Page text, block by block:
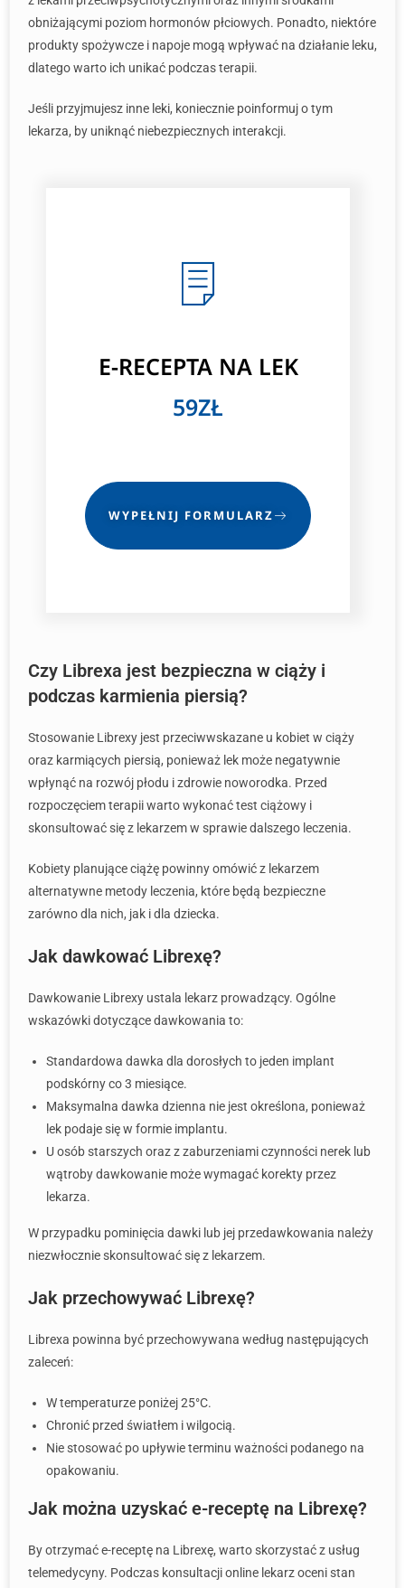
obniżającymi poziom hormonów płciowych. Ponadto, niektóre
produkty spożywcze i napoje mogą wpływać na działanie leku,
dlatego warto ich unikać podczas terapii.
Jeśli przyjmujesz inne leki, koniecznie poinformuj o tym
lekarza, by uniknąć niebezpiecznych interakcji.
E-RECEPTA NA LEK
59ZŁ
WYPEŁNIJ FORMULARZ
Czy Librexa jest bezpieczna w ciąży i
podczas karmienia piersią?
Stosowanie Librexy jest przeciwwskazane u kobiet w ciąży
oraz karmiących piersią, ponieważ lek może negatywnie
wpłynąć na rozwój płodu i zdrowie noworodka. Przed
rozpoczęciem terapii warto wykonać test ciążowy i
skonsultować się z lekarzem w sprawie dalszego leczenia.
Kobiety planujące ciążę powinny omówić z lekarzem
alternatywne metody leczenia, które będą bezpieczne
zarówno dla nich, jak i dla dziecka.
Jak dawkować Librexę?
Dawkowanie Librexy ustala lekarz prowadzący. Ogólne
wskazówki dotyczące dawkowania to:
Standardowa dawka dla dorosłych to jeden implant
podskórny co 3 miesiące.
Maksymalna dawka dzienna nie jest określona, ponieważ
lek podaje się w formie implantu.
U osób starszych oraz z zaburzeniami czynności nerek lub
wątroby dawkowanie może wymagać korekty przez
lekarza.
W przypadku pominięcia dawki lub jej przedawkowania należy
niezwłocznie skonsultować się z lekarzem.
Jak przechowywać Librexę?
Librexa powinna być przechowywana według następujących
zaleceń:
W temperaturze poniżej 25°C.
Chronić przed światłem i wilgocią.
Nie stosować po upływie terminu ważności podanego na
opakowaniu.
Jak można uzyskać e-receptę na Librexę?
By otrzymać e-receptę na Librexę, warto skorzystać z usług
telemedycyny. Podczas konsultacji online lekarz oceni stan